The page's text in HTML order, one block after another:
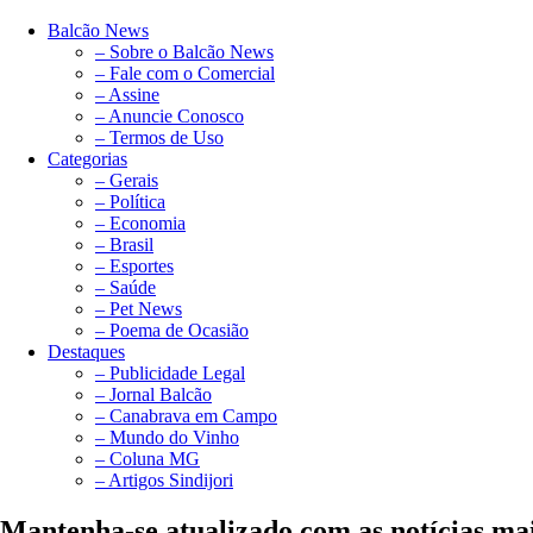
Balcão News
– Sobre o Balcão News
– Fale com o Comercial
– Assine
– Anuncie Conosco
– Termos de Uso
Categorias
– Gerais
– Política
– Economia
– Brasil
– Esportes
– Saúde
– Pet News
– Poema de Ocasião
Destaques
– Publicidade Legal
– Jornal Balcão
– Canabrava em Campo
– Mundo do Vinho
– Coluna MG
– Artigos Sindijori